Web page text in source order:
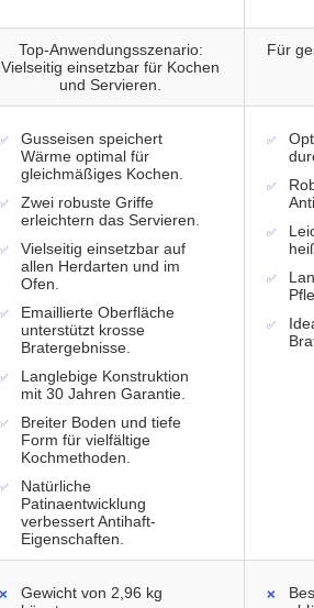
Top-Anwendungsszenario:
Vielseitig einsetzbar für Kochen
und Servieren.
Für
Gusseisen speichert
Wärme optimal für
gleichmäßiges Kochen.
Zwei robuste Griffe
erleichtern das Servieren.
Vielseitig einsetzbar auf
allen Herdarten und im
Ofen.
Emaillierte Oberfläche
unterstützt krosse
Bratergebnisse.
Langlebige Konstruktion
mit 30 Jahren Garantie.
Breiter Boden und tiefe
Form für vielfältige
Kochmethoden.
Natürliche
Patinaentwicklung
verbessert Antihaft-
Eigenschaften.
Gewicht von 2,96 kg